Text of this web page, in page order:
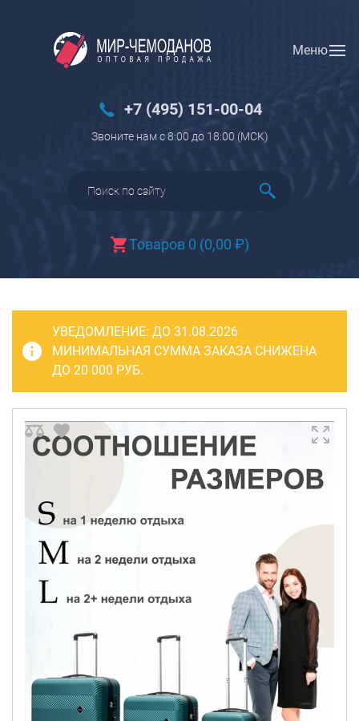
Меню
+7 (495) 151-00-04
Звоните нам с 8:00 до 18:00 (МCK)
Товаров 0 (0,00 ₽)
Вход Регистрация
Багаж
Чемоданы
Чемоданы детские
Пилоты на колесах
Рюкзаки детские для детских
Бьюти-кейсы
САКВОЯЖИ
РАСПРОДАЖА
Сумки
Сумки колесные
Сумки спортивные
Сумки поясные
Сумки пляжные
Сумки для ноутбуков
Сумки-тележки хозяйственные
Сумки-рюкзаки на колёсах
Рюкзаки
УВЕДОМЛЕНИЕ: ДО 31.08.2026
МИНИМАЛЬНАЯ СУММА ЗАКАЗА СНИЖЕНА
ДО 20 000 РУБ.